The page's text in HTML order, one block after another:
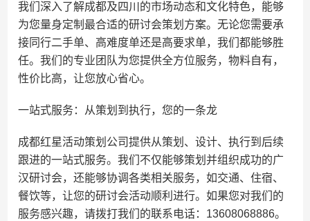
我们深入了解成都及四川的市场动态和文化特色，能够
为您量身定制最合适的研讨会策划方案。无论您需要承
接同行二手单、高难度单还是高要求单，我们都能够胜
任。我们的专业团队为您提供全方位服务，物料自有，
性价比高，让您放心省心。
一站式服务：从策划到执行，您的一条龙
成都红星活动策划公司提供从策划、设计、执行到后续
跟进的一站式服务。我们不仅能够策划并组织成功的广
汉研讨会，还能够协调各类相关服务，如交通、住宿、
餐饮等，让您的研讨会活动顺利进行。如果您对我们的
服务感兴趣，请拨打我们的联系电话：13608068886。